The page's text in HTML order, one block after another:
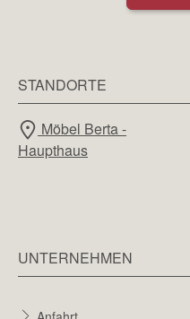
STANDORTE
Möbel Berta -
Haupthaus
UNTERNEHMEN